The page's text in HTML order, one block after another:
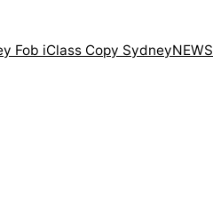
Fob iClass Copy SydneyNEWS